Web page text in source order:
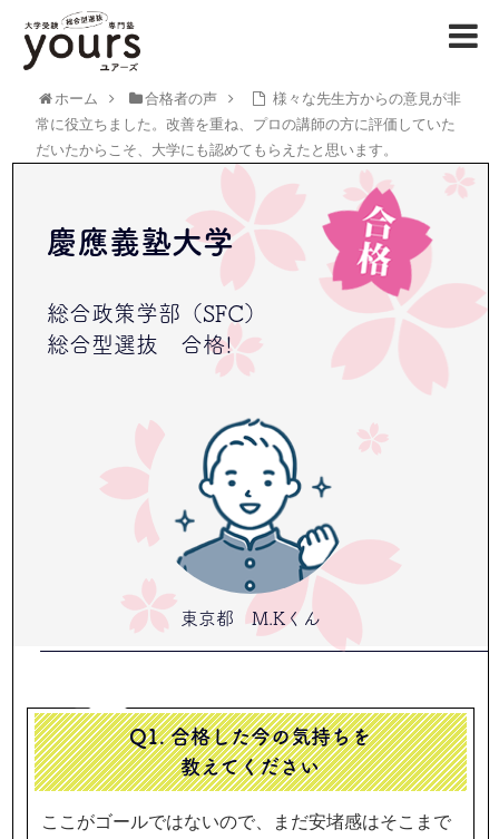
ホーム 合格者の声
様々な先生方からの意見が非
常に役立ちました。改善を重ね、プロの講師の方に評価していた
だいたからこそ、大学にも認めてもらえたと思います。
慶應義塾大学
総合政策学部（SFC）
総合型選抜 合格!
東京都 M.Kくん
Q1. 合格した今の気持ちを
教えてください
ここがゴールではないので、まだ安堵感はそこまで